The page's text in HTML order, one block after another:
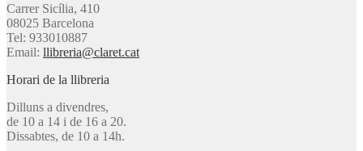
Carrer Sicília, 410
08025 Barcelona
Tel: 933010887
Email: llibreria@claret.cat
Horari de la llibreria
Dilluns a divendres,
de 10 a 14 i de 16 a 20.
Dissabtes, de 10 a 14h.